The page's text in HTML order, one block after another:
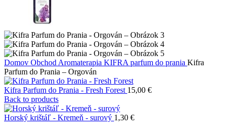
Domov Obchod Aromaterapia KIFRA parfum do prania Kifra
Parfum do Prania – Orgován
Kifra Parfum do Prania - Fresh Forest 15,00 €
Back to products
Horský krištáľ - Kremeň - surový 1,30 €